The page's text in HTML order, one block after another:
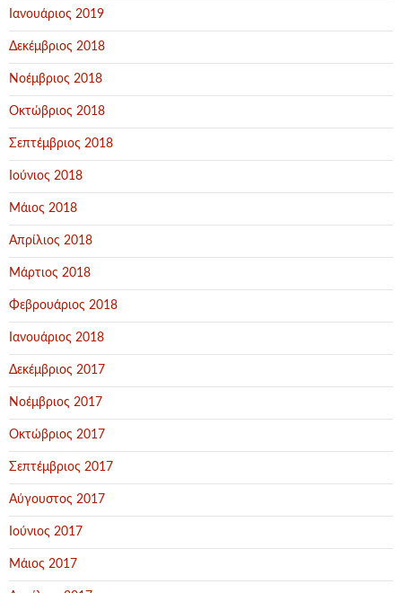
Ιανουάριος 2019
Δεκέμβριος 2018
Νοέμβριος 2018
Οκτώβριος 2018
Σεπτέμβριος 2018
Ιούνιος 2018
Μάιος 2018
Απρίλιος 2018
Μάρτιος 2018
Φεβρουάριος 2018
Ιανουάριος 2018
Δεκέμβριος 2017
Νοέμβριος 2017
Οκτώβριος 2017
Σεπτέμβριος 2017
Αύγουστος 2017
Ιούνιος 2017
Μάιος 2017